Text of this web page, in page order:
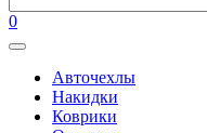
0
Авточехлы
Накидки
Коврики